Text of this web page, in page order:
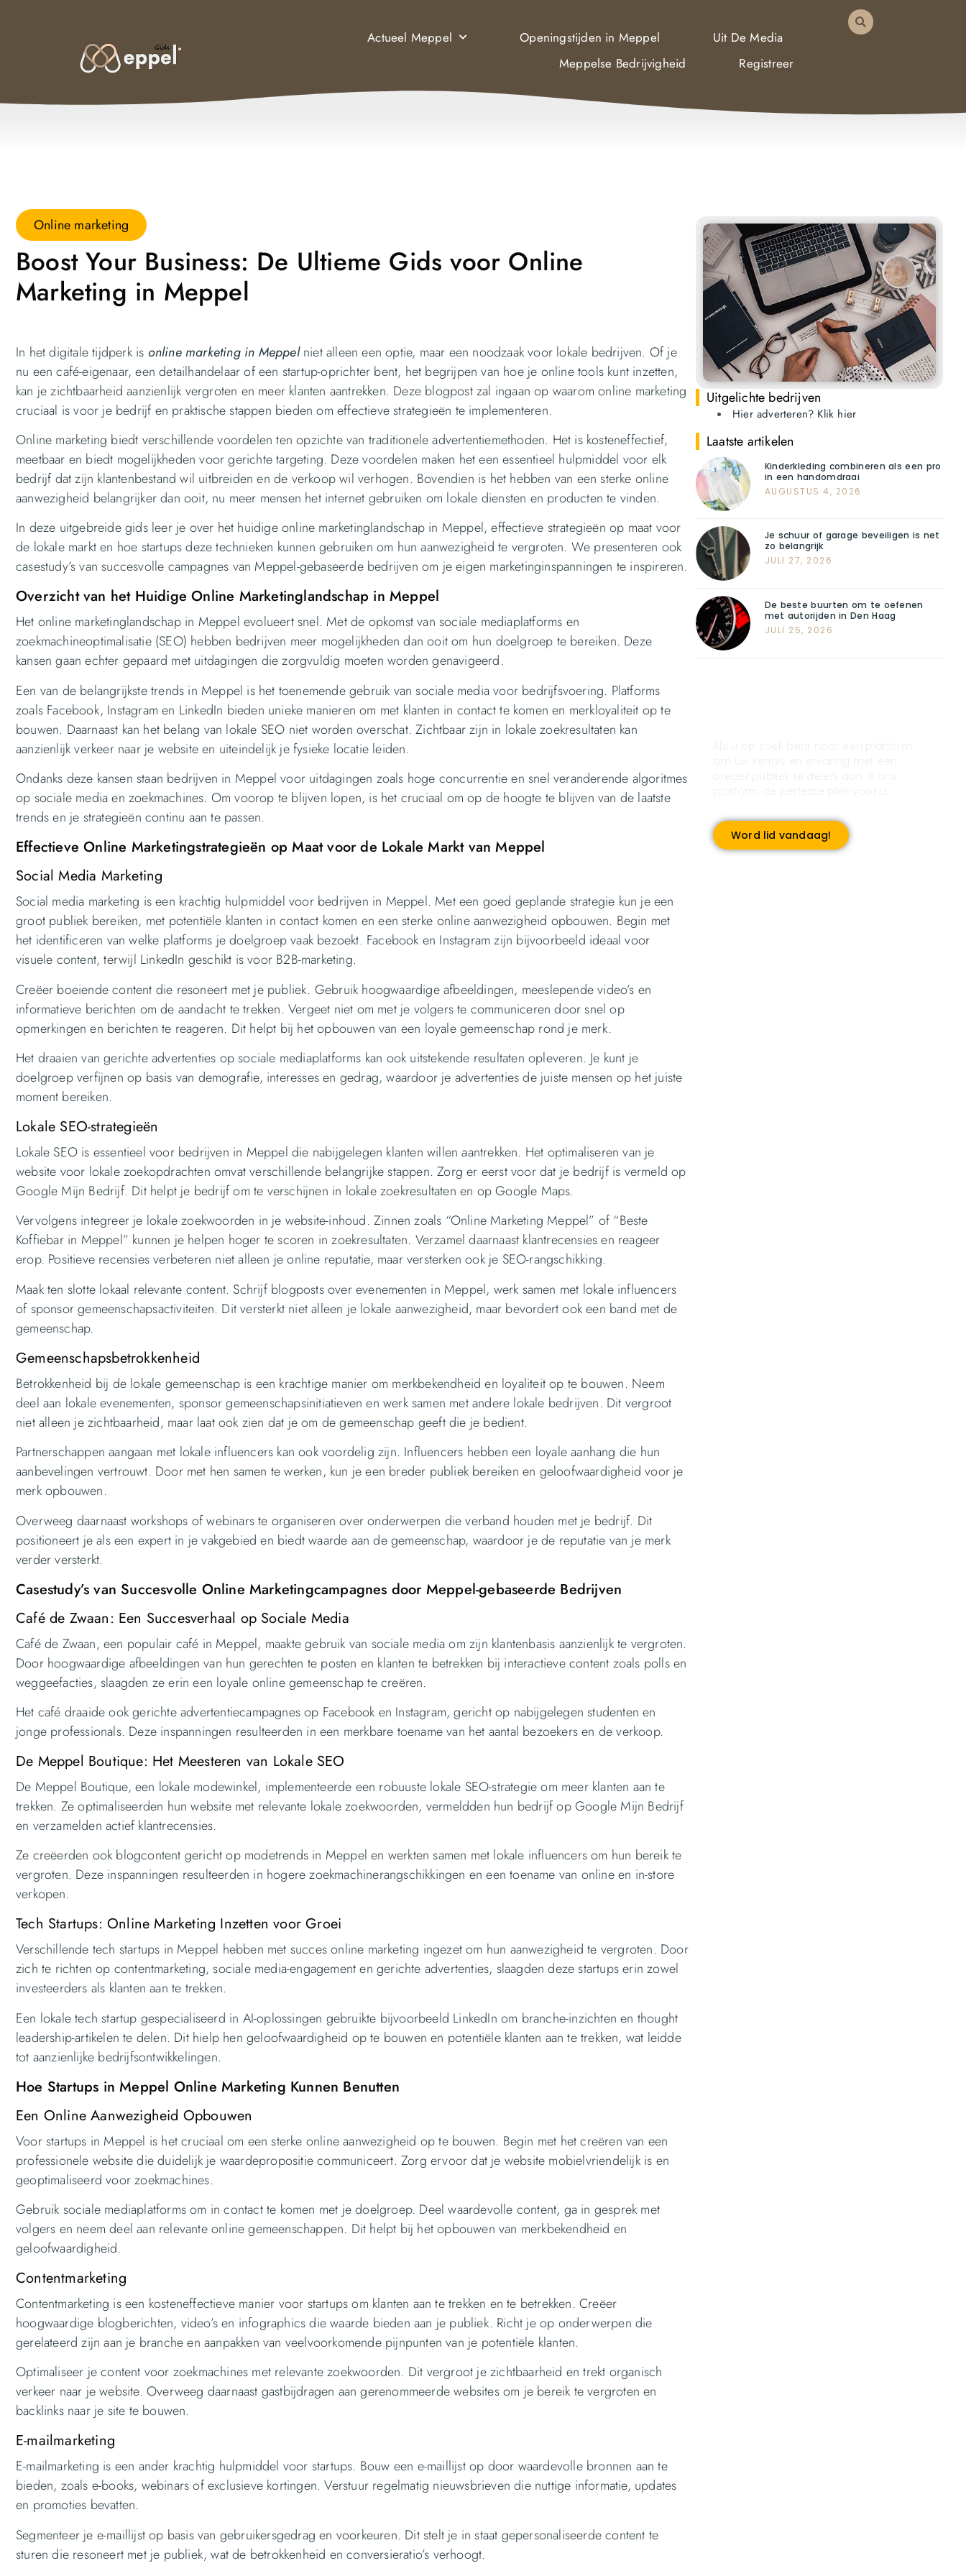
Actueel Meppel Openingstijden in Meppel
Uit De Media
Meppelse Bedrijvigheid
Registreer
Online marketing
Boost Your Business: De Ultieme Gids voor Online
Marketing in Meppel
In het digitale tijdperk is onlinemarketing in Meppelniet alleen een optie, maar een noodzaak voor lokale bedrijven. Of je
nu een café-eigenaar, een detailhandelaar of een startup-oprichter bent, het begrijpen van hoe je online tools kunt inzetten,
kan je zichtbaarheid aanzienlijk vergroten en meer klanten aantrekken. Deze blogpost zal ingaan op waarom online marketing
cruciaal is voor je bedrijf en praktische stappen bieden om effectieve strategieën te implementeren.
Online marketing biedt verschillende voordelen ten opzichte van traditionele advertentiemethoden. Het is kosteneffectief,
meetbaar en biedt mogelijkheden voor gerichte targeting. Deze voordelen maken het een essentieel hulpmiddel voor elk
bedrijf dat zijn klantenbestand wil uitbreiden en de verkoop wil verhogen. Bovendien is het hebben van een sterke online
aanwezigheid belangrijker dan ooit, nu meer mensen het internet gebruiken om lokale diensten en producten te vinden.
In deze uitgebreide gids leer je over het huidige online marketinglandschap in Meppel, effectieve strategieën op maat voor
de lokale markt en hoe startups deze technieken kunnen gebruiken om hun aanwezigheid te vergroten. We presenteren ook
casestudy’s van succesvolle campagnes van Meppel-gebaseerde bedrijven om je eigen marketinginspanningen te inspireren.
Overzicht van het Huidige Online Marketinglandschap in Meppel
Het online marketinglandschap in Meppel evolueert snel. Met de opkomst van sociale mediaplatforms en
zoekmachineoptimalisatie (SEO) hebben bedrijven meer mogelijkheden dan ooit om hun doelgroep te bereiken. Deze
kansen gaan echter gepaard met uitdagingen die zorgvuldig moeten worden genavigeerd.
Een van de belangrijkste trends in Meppel is het toenemende gebruik van sociale media voor bedrijfsvoering. Platforms
zoals Facebook, Instagram en LinkedIn bieden unieke manieren om met klanten in contact te komen en merkloyaliteit op te
bouwen. Daarnaast kan het belang van lokale SEO niet worden overschat. Zichtbaar zijn in lokale zoekresultaten kan
aanzienlijk verkeer naar je website en uiteindelijk je fysieke locatie leiden.
Ondanks deze kansen staan bedrijven in Meppel voor uitdagingen zoals hoge concurrentie en snel veranderende algoritmes
op sociale media en zoekmachines. Om voorop te blijven lopen, is het cruciaal om op de hoogte te blijven van de laatste
trends en je strategieën continu aan te passen.
Effectieve Online Marketingstrategieën op Maat voor de Lokale Markt van Meppel
Social Media Marketing
Social media marketing is een krachtig hulpmiddel voor bedrijven in Meppel. Met een goed geplande strategie kun je een
groot publiek bereiken, met potentiële klanten in contact komen en een sterke online aanwezigheid opbouwen. Begin met
het identificeren van welke platforms je doelgroep vaak bezoekt. Facebook en Instagram zijn bijvoorbeeld ideaal voor
visuele content, terwijl LinkedIn geschikt is voor B2B-marketing.
Creëer boeiende content die resoneert met je publiek. Gebruik hoogwaardige afbeeldingen, meeslepende video’s en
informatieve berichten om de aandacht te trekken. Vergeet niet om met je volgers te communiceren door snel op
opmerkingen en berichten te reageren. Dit helpt bij het opbouwen van een loyale gemeenschap rond je merk.
Het draaien van gerichte advertenties op sociale mediaplatforms kan ook uitstekende resultaten opleveren. Je kunt je
doelgroep verfijnen op basis van demografie, interesses en gedrag, waardoor je advertenties de juiste mensen op het juiste
moment bereiken.
Lokale SEO-strategieën
Lokale SEO is essentieel voor bedrijven in Meppel die nabijgelegen klanten willen aantrekken. Het optimaliseren van je
website voor lokale zoekopdrachten omvat verschillende belangrijke stappen. Zorg er eerst voor dat je bedrijf is vermeld op
Google Mijn Bedrijf. Dit helpt je bedrijf om te verschijnen in lokale zoekresultaten en op Google Maps.
Vervolgens integreer je lokale zoekwoorden in je website-inhoud. Zinnen zoals “Online Marketing Meppel” of “Beste
Koffiebar in Meppel” kunnen je helpen hoger te scoren in zoekresultaten. Verzamel daarnaast klantrecensies en reageer
erop. Positieve recensies verbeteren niet alleen je online reputatie, maar versterken ook je SEO-rangschikking.
Maak ten slotte lokaal relevante content. Schrijf blogposts over evenementen in Meppel, werk samen met lokale influencers
of sponsor gemeenschapsactiviteiten. Dit versterkt niet alleen je lokale aanwezigheid, maar bevordert ook een band met de
gemeenschap.
Gemeenschapsbetrokkenheid
Betrokkenheid bij de lokale gemeenschap is een krachtige manier om merkbekendheid en loyaliteit op te bouwen. Neem
deel aan lokale evenementen, sponsor gemeenschapsinitiatieven en werk samen met andere lokale bedrijven. Dit vergroot
niet alleen je zichtbaarheid, maar laat ook zien dat je om de gemeenschap geeft die je bedient.
Partnerschappen aangaan met lokale influencers kan ook voordelig zijn. Influencers hebben een loyale aanhang die hun
aanbevelingen vertrouwt. Door met hen samen te werken, kun je een breder publiek bereiken en geloofwaardigheid voor je
merk opbouwen.
Overweeg daarnaast workshops of webinars te organiseren over onderwerpen die verband houden met je bedrijf. Dit
positioneert je als een expert in je vakgebied en biedt waarde aan de gemeenschap, waardoor je de reputatie van je merk
verder versterkt.
Casestudy’s van Succesvolle Online Marketingcampagnes door Meppel-gebaseerde Bedrijven
Café de Zwaan: Een Succesverhaal op Sociale Media
Café de Zwaan, een populair café in Meppel, maakte gebruik van sociale media om zijn klantenbasis aanzienlijk te vergroten.
Door hoogwaardige afbeeldingen van hun gerechten te posten en klanten te betrekken bij interactieve content zoals polls en
weggeefacties, slaagden ze erin een loyale online gemeenschap te creëren.
Het café draaide ook gerichte advertentiecampagnes op Facebook en Instagram, gericht op nabijgelegen studenten en
jonge professionals. Deze inspanningen resulteerden in een merkbare toename van het aantal bezoekers en de verkoop.
De Meppel Boutique: Het Meesteren van Lokale SEO
De Meppel Boutique, een lokale modewinkel, implementeerde een robuuste lokale SEO-strategie om meer klanten aan te
trekken. Ze optimaliseerden hun website met relevante lokale zoekwoorden, vermeldden hun bedrijf op Google Mijn Bedrijf
en verzamelden actief klantrecensies.
Ze creëerden ook blogcontent gericht op modetrends in Meppel en werkten samen met lokale influencers om hun bereik te
vergroten. Deze inspanningen resulteerden in hogere zoekmachinerangschikkingen en een toename van online en in-store
verkopen.
Tech Startups: Online Marketing Inzetten voor Groei
Verschillende tech startups in Meppel hebben met succes online marketing ingezet om hun aanwezigheid te vergroten. Door
zich te richten op contentmarketing, sociale media-engagement en gerichte advertenties, slaagden deze startups erin zowel
investeerders als klanten aan te trekken.
Een lokale tech startup gespecialiseerd in AI-oplossingen gebruikte bijvoorbeeld LinkedIn om branche-inzichten en thought
leadership-artikelen te delen. Dit hielp hen geloofwaardigheid op te bouwen en potentiële klanten aan te trekken, wat leidde
tot aanzienlijke bedrijfsontwikkelingen.
Hoe Startups in Meppel Online Marketing Kunnen Benutten
Een Online Aanwezigheid Opbouwen
Voor startups in Meppel is het cruciaal om een sterke online aanwezigheid op te bouwen. Begin met het creëren van een
professionele website die duidelijk je waardepropositie communiceert. Zorg ervoor dat je website mobielvriendelijk is en
geoptimaliseerd voor zoekmachines.
Gebruik sociale mediaplatforms om in contact te komen met je doelgroep. Deel waardevolle content, ga in gesprek met
volgers en neem deel aan relevante online gemeenschappen. Dit helpt bij het opbouwen van merkbekendheid en
geloofwaardigheid.
Contentmarketing
Contentmarketing is een kosteneffectieve manier voor startups om klanten aan te trekken en te betrekken. Creëer
hoogwaardige blogberichten, video’s en infographics die waarde bieden aan je publiek. Richt je op onderwerpen die
gerelateerd zijn aan je branche en aanpakken van veelvoorkomende pijnpunten van je potentiële klanten.
Optimaliseer je content voor zoekmachines met relevante zoekwoorden. Dit vergroot je zichtbaarheid en trekt organisch
verkeer naar je website. Overweeg daarnaast gastbijdragen aan gerenommeerde websites om je bereik te vergroten en
backlinks naar je site te bouwen.
E-mailmarketing
E-mailmarketing is een ander krachtig hulpmiddel voor startups. Bouw een e-maillijst op door waardevolle bronnen aan te
bieden, zoals e-books, webinars of exclusieve kortingen. Verstuur regelmatig nieuwsbrieven die nuttige informatie, updates
en promoties bevatten.
Segmenteer je e-maillijst op basis van gebruikersgedrag en voorkeuren. Dit stelt je in staat gepersonaliseerde content te
sturen die resoneert met je publiek, wat de betrokkenheid en conversieratio’s verhoogt.
Uitgelichte bedrijven
Hier adverteren? Klik hier
Laatste artikelen
Kinderkleding combineren als een pro
in een handomdraai
AUGUSTUS 4, 2026
Je schuur of garage beveiligen is net
zo belangrijk
JULI 27, 2026
De beste buurten om te oefenen
met autorijden in Den Haag
JULI 25, 2026
Word lid vandaag!